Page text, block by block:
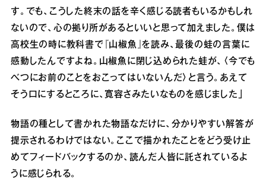
す。でも、こうした終末の話を辛く感じる読者もいるかもしれ
ないので、心の拠り所があるといいと思って加えました。僕は
高校生の時に教科書で『山椒魚』を読み、最後の蛙の言葉に
感動したんですよね。山椒魚に閉じ込められた蛙が、〈今でも
べつにお前のことをおこってはいないんだ〉と言う。あえて
そう口にするところに、寛容さみたいなものを感じました」
物語の種として書かれた物語なだけに、分かりやすい解答が
提示されるわけではない。ここで描かれたことをどう受け止
めてフィードバックするのか、読んだ人皆に託されているよ
うに感じられる。